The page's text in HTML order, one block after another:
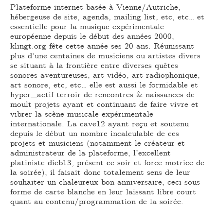
Plateforme internet basée à Vienne/Autriche,
hébergeuse de site, agenda, mailing list, etc, etc… et
essentielle pour la musique expérimentale
européenne depuis le début des années 2000,
klingt.org fête cette année ses 20 ans. Réunissant
plus d’une centaines de musiciens ou artistes divers
se situant à la frontière entre diverses quêtes
sonores aventureuses, art vidéo, art radiophonique,
art sonore, etc, etc… elle est aussi le formidable et
hyper_actif terroir de rencontres & naissances de
moult projets ayant et continuant de faire vivre et
vibrer la scène musicale expérimentale
internationale. La cave12 ayant reçu et soutenu
depuis le début un nombre incalculable de ces
projets et musiciens (notamment le créateur et
administrateur de la plateforme, l’excellent
platiniste dieb13, présent ce soir et force motrice de
la soirée), il faisait donc totalement sens de leur
souhaiter un chaleureux bon anniversaire, ceci sous
forme de carte blanche en leur laissant libre court
quant au contenu/programmation de la soirée.